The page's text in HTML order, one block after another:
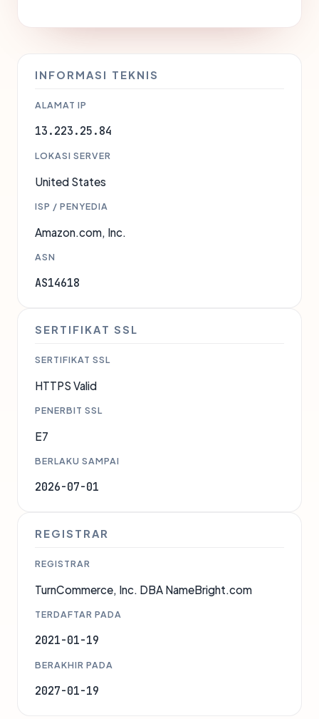
INFORMASI TEKNIS
ALAMAT IP
13.223.25.84
LOKASI SERVER
United States
ISP / PENYEDIA
Amazon.com, Inc.
ASN
AS14618
SERTIFIKAT SSL
SERTIFIKAT SSL
HTTPS Valid
PENERBIT SSL
E7
BERLAKU SAMPAI
2026-07-01
REGISTRAR
REGISTRAR
TurnCommerce, Inc. DBA NameBright.com
TERDAFTAR PADA
2021-01-19
BERAKHIR PADA
2027-01-19